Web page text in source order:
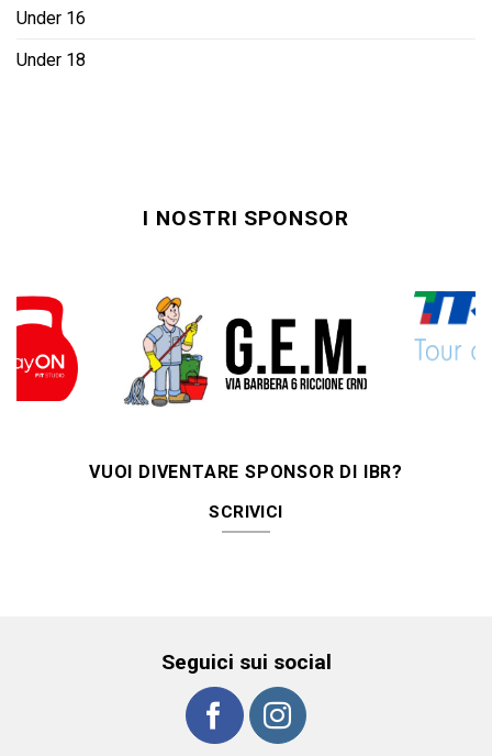
Under 16
Under 18
I NOSTRI SPONSOR
VUOI DIVENTARE SPONSOR DI IBR?
SCRIVICI
Seguici sui social